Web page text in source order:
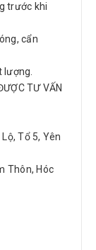
trước khi
cẩn
lượng.
TƯ VẤN
Tổ 5, Yên
Thôn, Hóc